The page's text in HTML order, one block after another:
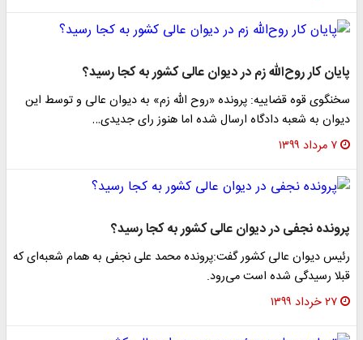
پایان کار روح‌الله زم در دیوان عالی کشور به کجا رسید؟
سخنگوی قوه قضاییه: پرونده «روح الله زم» به دیوان عالی و توسط این
دیوان به شعبه دادگاه ارسال شده اما هنوز رای جدیدی…
۷ مرداد ۱۳۹۹
پرونده نجفی در دیوان عالی کشور به کجا رسید؟
رئیس دیوان عالی کشور گفت:پرونده محمد علی نجفی به همام شعبه‌ای که
قبلا رسیدگی شده است می‌رود.
۲۷ خرداد ۱۳۹۹